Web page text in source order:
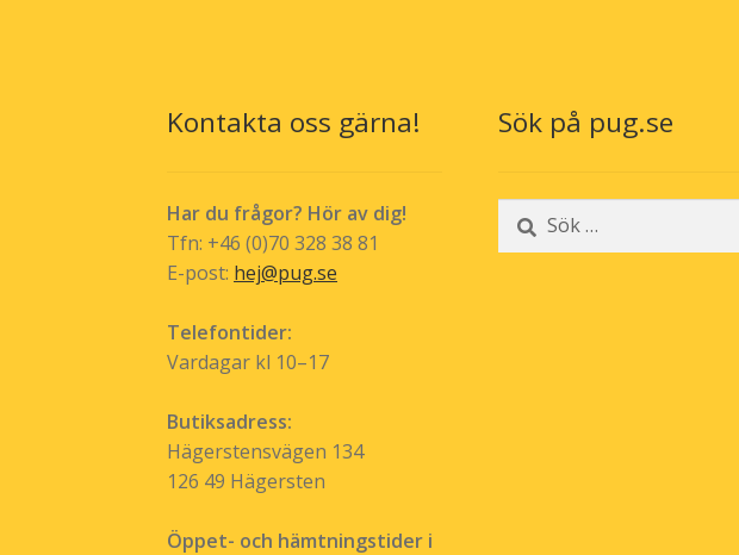
Kontakta oss gärna!
Har du frågor? Hör av dig!
Tfn: +46 (0)70 328 38 81
E-post: hej@pug.se
Telefontider:
Vardagar kl 10–17
Butiksadress:
Hägerstensvägen 134
126 49 Hägersten
Öppet- och hämtningstider i
Sök på pug.se
Sök
efter: